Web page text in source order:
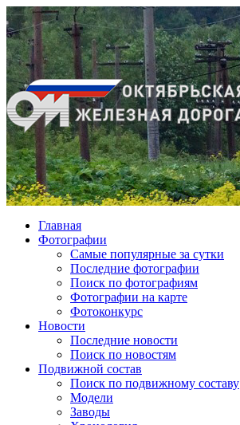
Главная
Фотографии
Cамые популярные за сутки
Последние фотографии
Поиск по фотографиям
Фотографии на карте
Фотоконкурс
Новости
Последние новости
Поиск по новостям
Подвижной состав
Поиск по подвижному составу
Модели
Заводы